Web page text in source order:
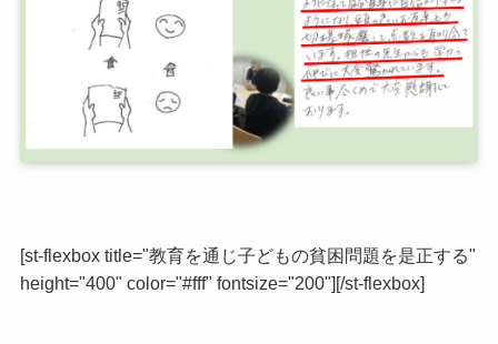
[st-flexbox title="教育を通じ子どもの貧困問題を是正する"
height="400" color="#fff" fontsize="200"][/st-flexbox]